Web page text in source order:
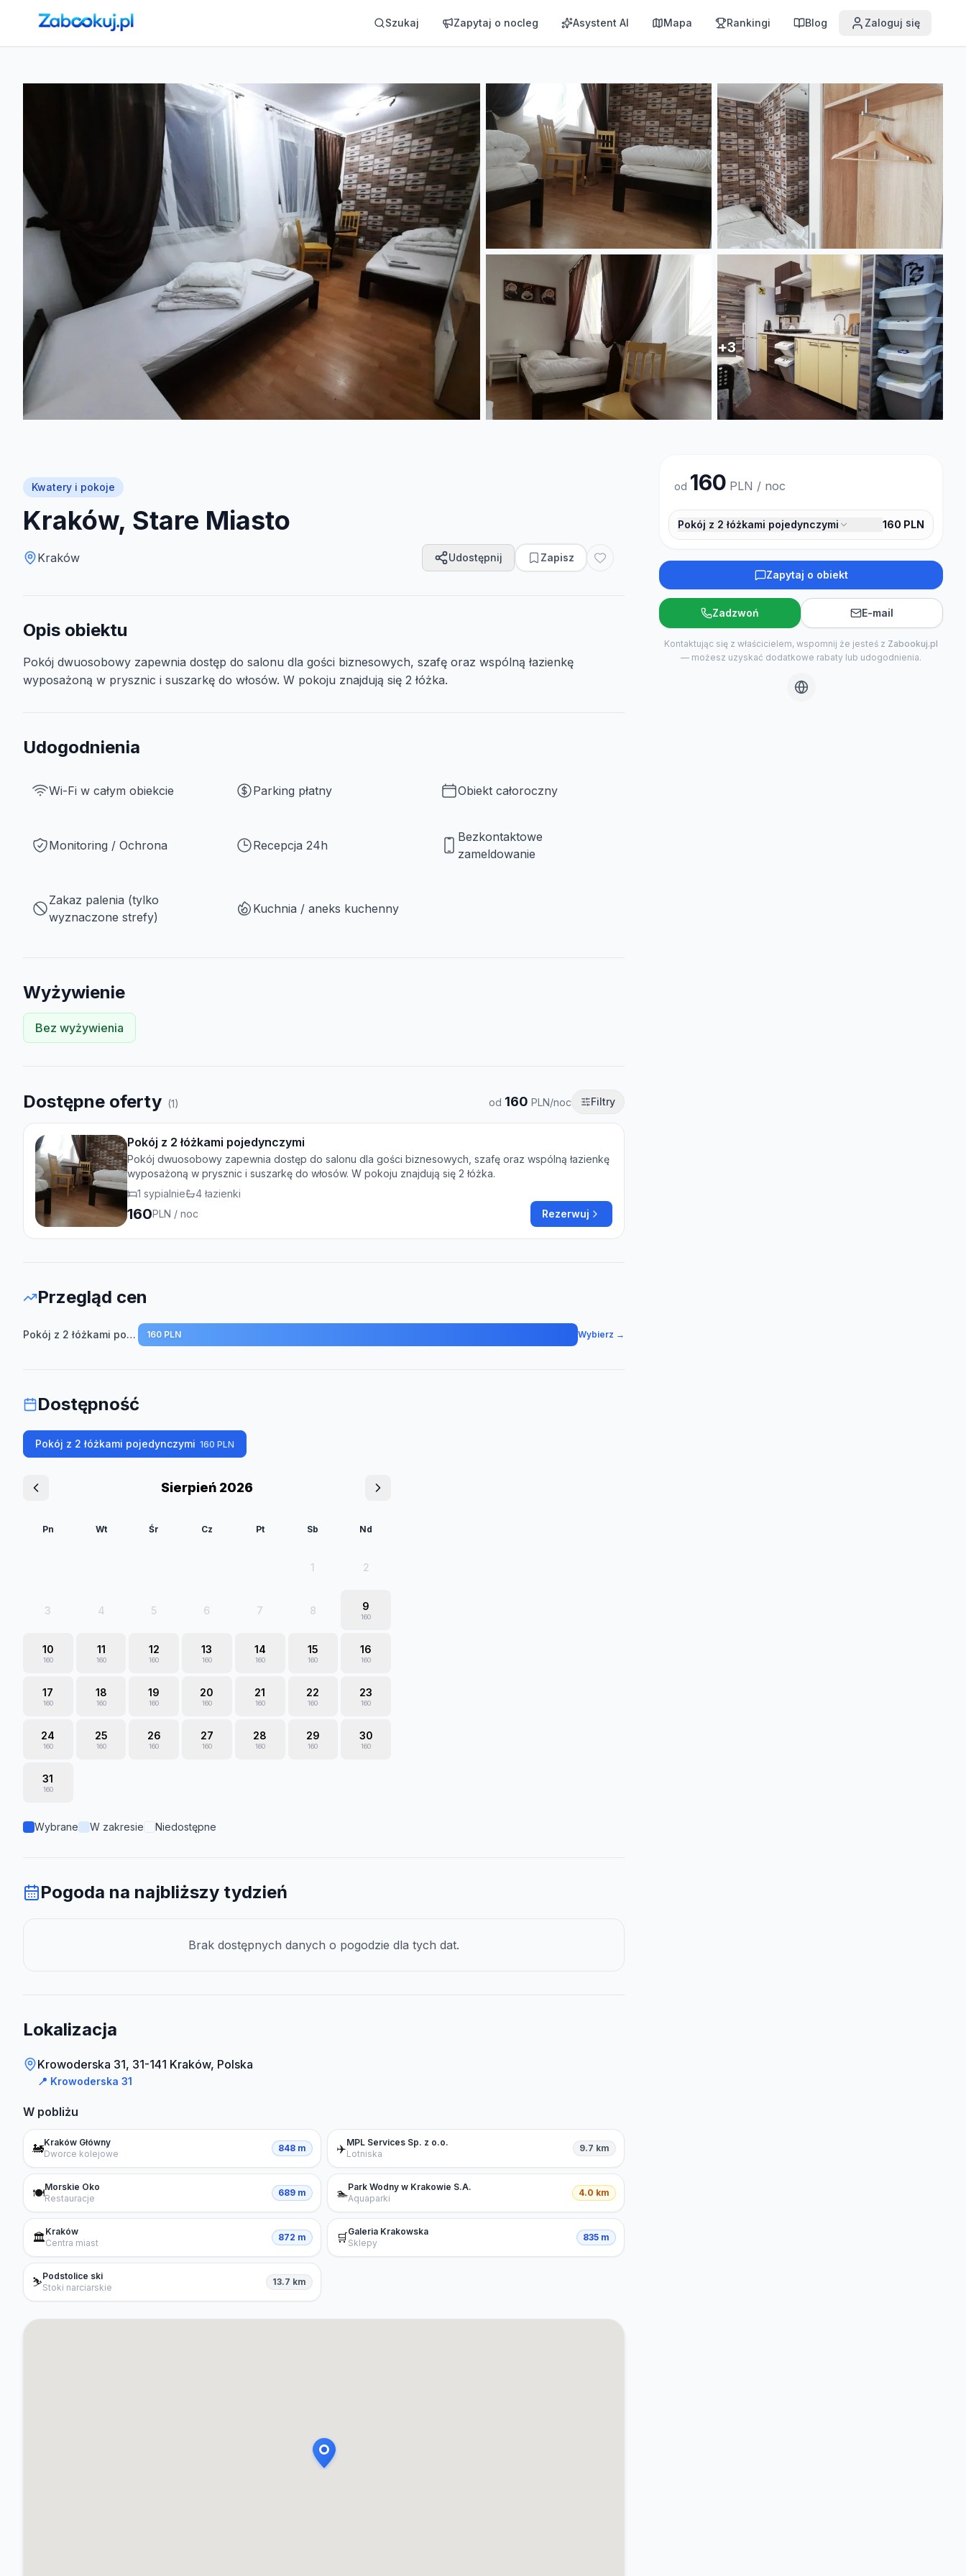
Strona główna ›Noclegi Szukaj Zapytaj o nocleg Asystent AI Mapa Rankingi Blog Zaloguj się
+3
Kwatery i pokoje
Kraków, Stare Miasto
Kraków Udostępnij Zapisz
Opis obiektu
Pokój dwuosobowy zapewnia dostęp do salonu dla gości biznesowych, szafę oraz wspólną łazienkę
wyposażoną w prysznic i suszarkę do włosów. W pokoju znajdują się 2 łóżka.
Udogodnienia
Wi-Fi w całym obiekcie Parking płatny Obiekt całoroczny
Monitoring / Ochrona Recepcja 24h
Bezkontaktowe
zameldowanie
Zakaz palenia (tylko
wyznaczone strefy)
Kuchnia / aneks kuchenny
Wyżywienie
Bez wyżywienia
Dostępne oferty (1) od 160 PLN/noc Filtry
Pokój z 2 łóżkami pojedynczymi
Pokój dwuosobowy zapewnia dostęp do salonu dla gości biznesowych, szafę oraz wspólną łazienkę
wyposażoną w prysznic i suszarkę do włosów. W pokoju znajdują się 2 łóżka.
1 sypialnie 4 łazienki
160PLN / noc Rezerwuj
Przegląd cen
Pokój z 2 łóżkami pojedynczymi 160 PLN Wybierz →
Dostępność
Pokój z 2 łóżkami pojedynczymi 160 PLN
Sierpień 2026
Pn Wt Śr Cz Pt Sb Nd
1 2
3 4 5 6 7 8 9
160
10
160
11
160
12
160
13
160
14
160
15
160
16
160
17
160
18
160
19
160
20
160
21
160
22
160
23
160
24
160
25
160
26
160
27
160
28
160
29
160
30
160
31
160
Wybrane W zakresie Niedostępne
Pogoda na najbliższy tydzień
Brak dostępnych danych o pogodzie dla tych dat.
Lokalizacja
Krowoderska 31, 31-141 Kraków, Polska
📍 Krowoderska 31
W pobliżu
🚂Kraków Główny
Dworce kolejowe
848 m ✈️MPL Services Sp. z o.o.
Lotniska
9.7 km
🍽️Morskie Oko
Restauracje
689 m 🏊Park Wodny w Krakowie S.A.
Aquaparki
4.0 km
🏛️Kraków
Centra miast
872 m 🛒Galeria Krakowska
Sklepy
835 m
⛷️Podstolice ski
Stoki narciarskie
13.7 km
od 160 PLN / noc
Pokój z 2 łóżkami pojedynczymi 160 PLN
Zapytaj o obiekt
Zadzwoń E-mail
Kontaktując się z właścicielem, wspomnij że jesteś z Zabookuj.pl
— możesz uzyskać dodatkowe rabaty lub udogodnienia.